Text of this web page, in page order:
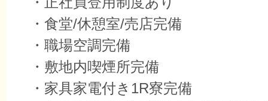
・食堂/休憩室/売店完備
・職場空調完備
・敷地内喫煙所完備
・家具家電付き1R寮完備